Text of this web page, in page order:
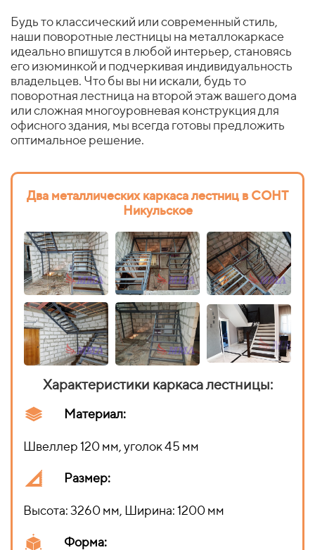
Будь то классический или современный стиль,
наши поворотные лестницы на металлокаркасе
идеально впишутся в любой интерьер, становясь
его изюминкой и подчеркивая индивидуальность
владельцев. Что бы вы ни искали, будь то
поворотная лестница на второй этаж вашего дома
или сложная многоуровневая конструкция для
офисного здания, мы всегда готовы предложить
оптимальное решение.
Два металлических каркаса лестниц в СОНТ
Никульское
Характеристики каркаса лестницы:
Материал:
Швеллер 120 мм, уголок 45 мм
Размер:
Высота: 3260 мм, Ширина: 1200 мм
Форма: